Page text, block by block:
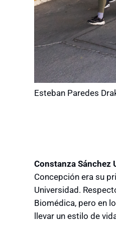
Esteban Paredes
Constanza Sánchez
Concepción era su
Universidad.
Biomédica, pero en
llevar un estilo de